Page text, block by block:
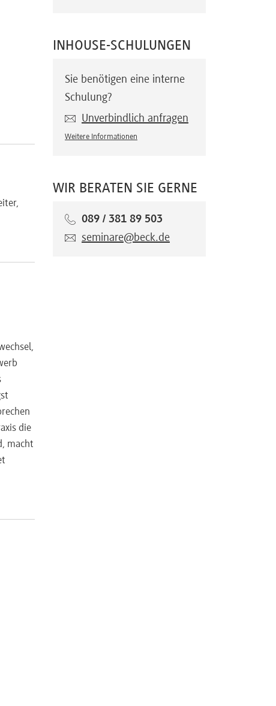
die
macht
INHOUSE-SCHULUNGEN
Sie benötigen eine interne
Schulung?
Unverbindlich anfragen
Weitere Informationen
WIR BERATEN SIE GERNE
089 / 381 89 503
seminare@beck.de